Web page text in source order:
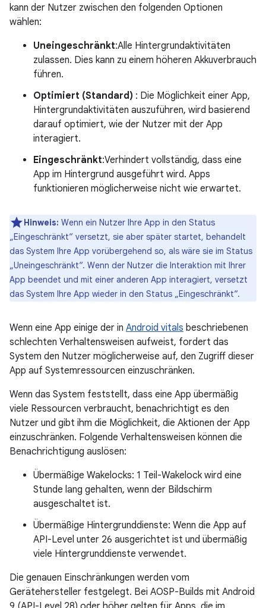
kann der Nutzer zwischen den folgenden Optionen
wählen:
Uneingeschränkt:Alle Hintergrundaktivitäten
zulassen. Dies kann zu einem höheren Akkuverbrauch
führen.
Optimiert (Standard) : Die Möglichkeit einer App,
Hintergrundaktivitäten auszuführen, wird basierend
darauf optimiert, wie der Nutzer mit der App
interagiert.
Eingeschränkt:Verhindert vollständig, dass eine
App im Hintergrund ausgeführt wird. Apps
funktionieren möglicherweise nicht wie erwartet.
Hinweis: Wenn ein Nutzer Ihre App in den Status
„Eingeschränkt“ versetzt, sie aber später startet, behandelt
das System Ihre App vorübergehend so, als wäre sie im Status
„Uneingeschränkt“. Wenn der Nutzer die Interaktion mit Ihrer
App beendet und mit einer anderen App interagiert, versetzt
das System Ihre App wieder in den Status „Eingeschränkt“.
Wenn eine App einige der in Android vitals beschriebenen
schlechten Verhaltensweisen aufweist, fordert das
System den Nutzer möglicherweise auf, den Zugriff dieser
App auf Systemressourcen einzuschränken.
Wenn das System feststellt, dass eine App übermäßig
viele Ressourcen verbraucht, benachrichtigt es den
Nutzer und gibt ihm die Möglichkeit, die Aktionen der App
einzuschränken. Folgende Verhaltensweisen können die
Benachrichtigung auslösen:
Übermäßige Wakelocks: 1 Teil-Wakelock wird eine
Stunde lang gehalten, wenn der Bildschirm
ausgeschaltet ist.
Übermäßige Hintergrunddienste: Wenn die App auf
API-Level unter 26 ausgerichtet ist und übermäßig
viele Hintergrunddienste verwendet.
Die genauen Einschränkungen werden vom
Gerätehersteller festgelegt. Bei AOSP-Builds mit Android